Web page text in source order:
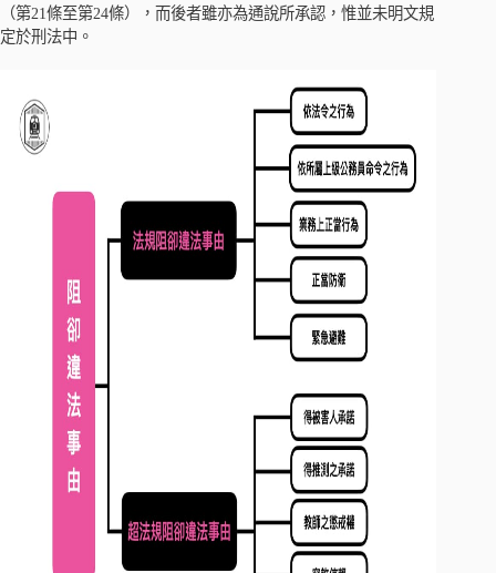
（第21條至第24條），而後者雖亦為通說所承認，惟並未明文規
定於刑法中。